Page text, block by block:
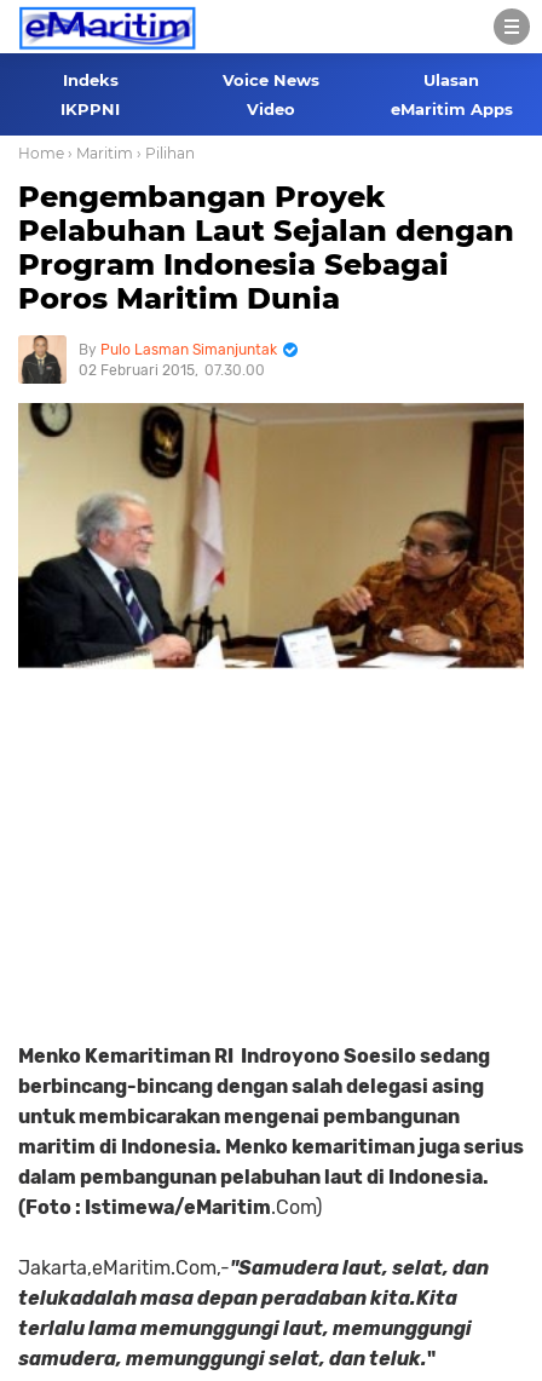
Indeks Voice News
Ulasan
IKPPNI
Video eMaritim Apps
Home › Maritim › Pilihan
Pengembangan Proyek
Pelabuhan Laut Sejalan dengan
Program Indonesia Sebagai
Poros Maritim Dunia
Pulo Lasman Simanjuntak
02 Februari 2015 07.30.00
Menko Kemaritiman RI Indroyono Soesilo sedang
berbincang-bincang dengan salah delegasi asing
untuk membicarakan mengenai pembangunan
maritim di Indonesia. Menko kemaritiman juga serius
dalam pembangunan pelabuhan laut di Indonesia.
(Foto : Istimewa/eMaritim.Com)
Jakarta,eMaritim.Com,-"Samudera laut, selat, dan
telukadalah masa depan peradaban kita.Kita
terlalu lama memunggungi laut, memunggungi
samudera, memunggungi selat, dan teluk."